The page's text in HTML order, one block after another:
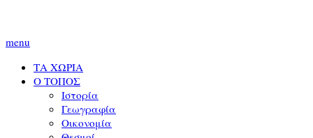
menu
ΤΑ ΧΩΡΙΑ
Ο ΤΟΠΟΣ
Ιστορία
Γεωγραφία
Οικονομία